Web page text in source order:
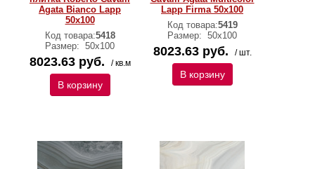
Agata Bianco Lapp
50x100
Код товара:5418
Размер: 50х100
8023.63 руб. / кв.м
В корзину
Lapp Firma 50x100
Код товара:5419
Размер: 50х100
8023.63 руб. / шт.
В корзину